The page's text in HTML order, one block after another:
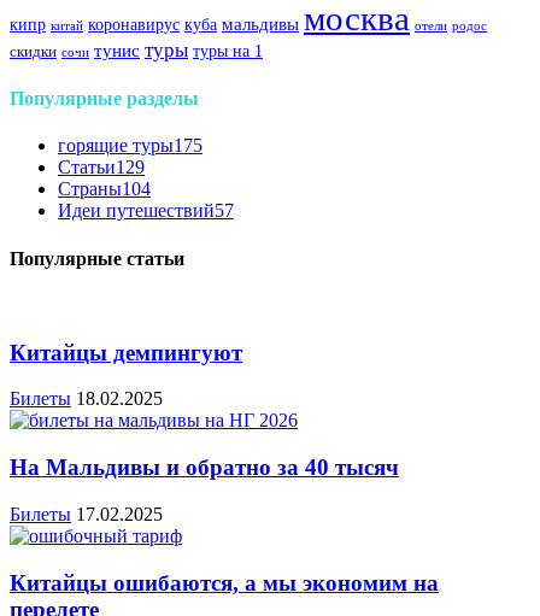
кипр китай коронавирус куба мальдивы москва отели родос
скидки сочи тунис туры туры на 1
Популярные разделы
горящие туры175
Статьи129
Страны104
Идеи путешествий57
Популярные статьи
Китайцы демпингуют
Билеты 18.02.2025
На Мальдивы и обратно за 40 тысяч
Билеты 17.02.2025
Китайцы ошибаются, а мы экономим на
перелете